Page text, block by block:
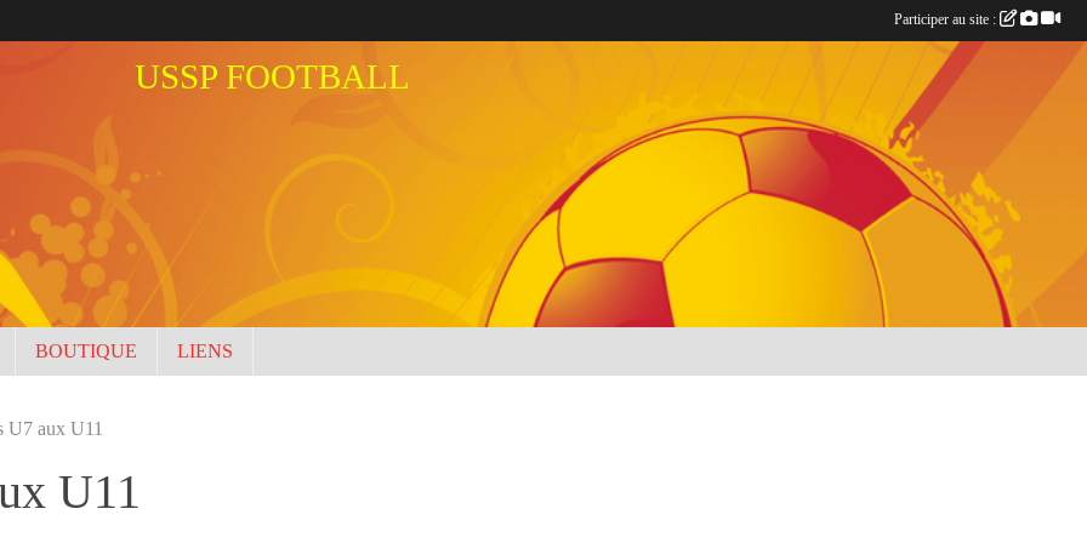
USSP FOOTBALL
BOUTIQUE LIENS
U7 aux U11
U11
Participer au site :